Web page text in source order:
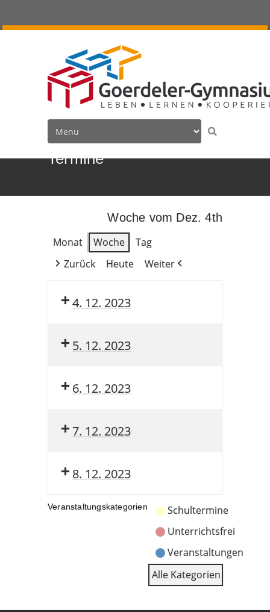
Termine
Woche vom Dez. 4th
Monat
Woche
Tag
Zurück
Heute Weiter
4. 12. 2023
5. 12. 2023
6. 12. 2023
7. 12. 2023
8. 12. 2023
Veranstaltungskategorien
Schultermine
Unterrichtsfrei
Veranstaltungen
Alle Kategorien